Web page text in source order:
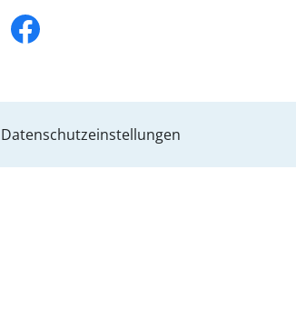
Datenschutzeinstellungen